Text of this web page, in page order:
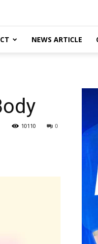
NEWS ARTICLE
0
10110